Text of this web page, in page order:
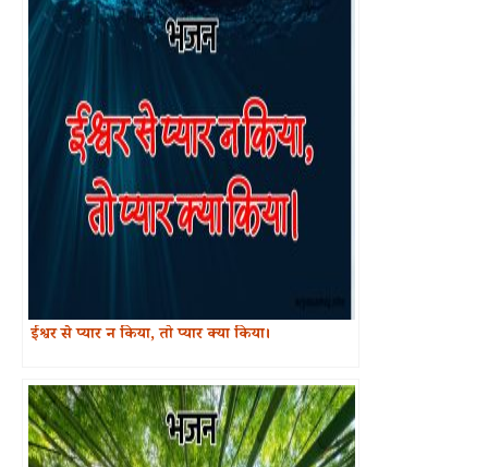
ईश्वर से प्यार न किया, तो प्यार क्या किया।